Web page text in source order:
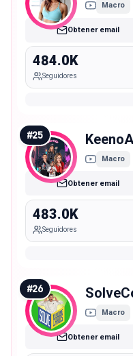
Macro
Obtener email
484.0K
Seguidores
#25
Macro
Obtener email
483.0K
Seguidores
#26
Macro
Obtener email